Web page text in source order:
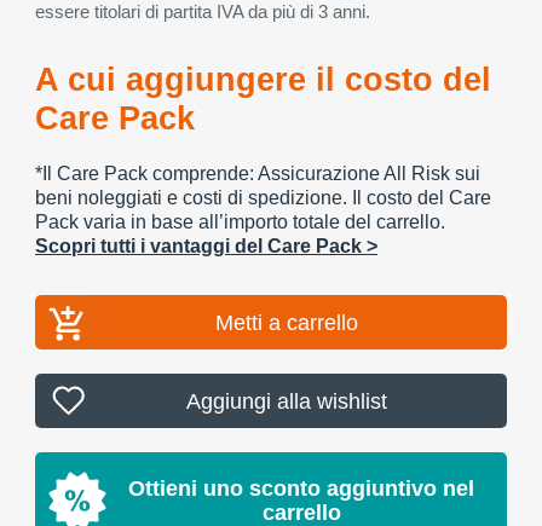
essere titolari di partita IVA da più di 3 anni.
A cui aggiungere il costo del
Care Pack
*Il Care Pack comprende: Assicurazione All Risk sui
beni noleggiati e costi di spedizione. Il costo del Care
Pack varia in base all’importo totale del carrello.
Scopri tutti i vantaggi del Care Pack >
Metti a carrello
Aggiungi alla wishlist
Ottieni uno sconto aggiuntivo nel
carrello